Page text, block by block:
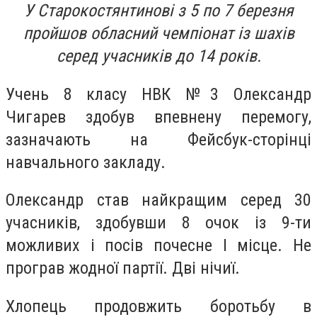
У Старокостянтинові з 5 по 7 березня
пройшов обласний чемпіонат із шахів
серед учасників до 14 років.
Учень 8 класу НВК №3 Олександр
Чигарев здобув впевнену перемогу,
зазначають на Фейсбук-сторінці
навчального закладу.
Олександр став найкращим серед 30
учасників, здобувши 8 очок із 9-ти
можливих і посів почесне І місце. Не
програв жодної партії. Дві нічиї.
Хлопець продовжить боротьбу в